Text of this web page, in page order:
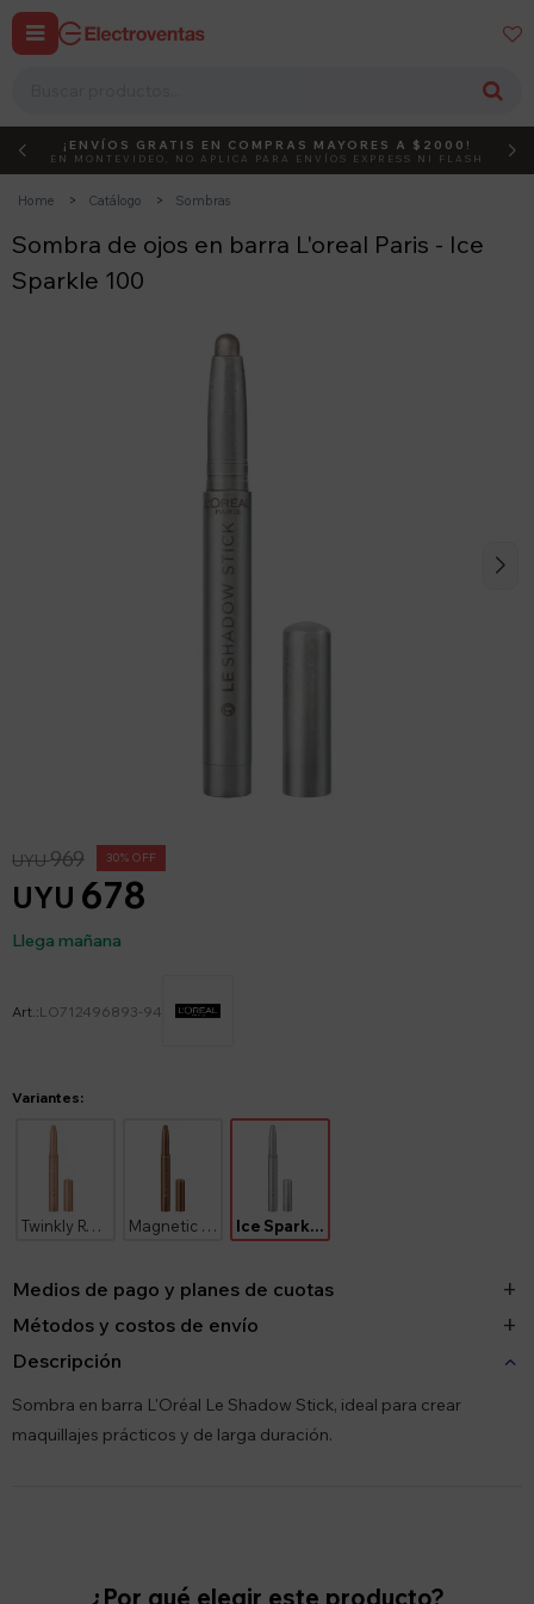
 
DEBUT ACTIVÁ EL CÓDIGO
¡ENVÍOS GRATIS EN COMPRAS MAYORES A $2000!
EN MONTEVIDEO, NO APLICA PARA ENVÍOS EXPRESS NI FLASH
Home Catálogo Sombras
Sombra de ojos en barra L'oreal Paris - Ice
Sparkle 100
UYU 678
UYU969 30
Llega mañana
LO712496893-94
Variantes:
Twinkly Rose 115 Magnetic Bronze 230 Ice Sparkle 100
Medios de pago y planes de cuotas
Métodos y costos de envío
Descripción
Sombra en barra L'Oréal Le Shadow Stick, ideal para crear
maquillajes prácticos y de larga duración.
¿Por qué elegir este producto?